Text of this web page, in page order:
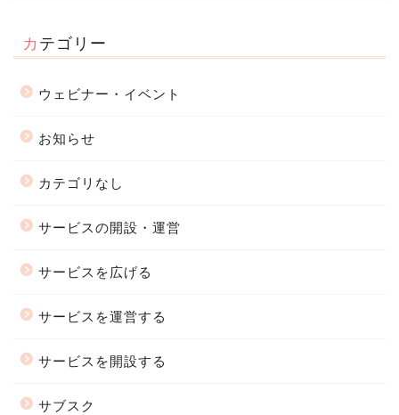
カテゴリー
ウェビナー・イベント
お知らせ
カテゴリなし
サービスの開設・運営
サービスを広げる
サービスを運営する
サービスを開設する
サブスク